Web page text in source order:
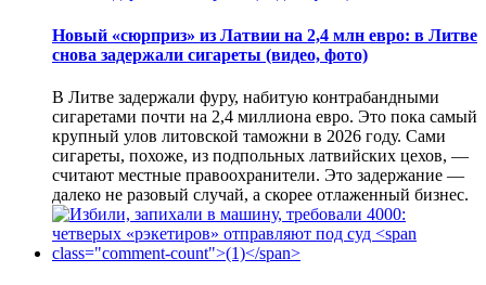
Новый «сюрприз» из Латвии на 2,4 млн евро: в Литве
снова задержали сигареты (видео, фото)
В Литве задержали фуру, набитую контрабандными
сигаретами почти на 2,4 миллиона евро. Это пока самый
крупный улов литовской таможни в 2026 году. Сами
сигареты, похоже, из подпольных латвийских цехов, —
считают местные правоохранители. Это задержание —
далеко не разовый случай, а скорее отлаженный бизнес.